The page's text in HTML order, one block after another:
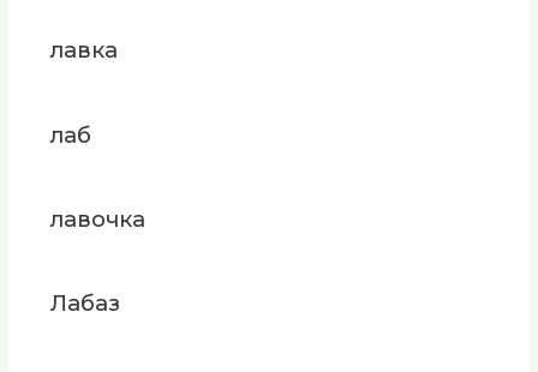
лавка
лаб
лавочка
Лабаз